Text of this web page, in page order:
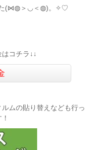
た(⋈◍＞◡＜◍)。✧♡
コチラ↓↓
ムの貼り替えなども行っ